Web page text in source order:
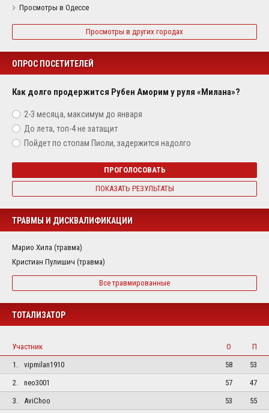
Просмотры в Одессе
Просмотры в других городах
ОПРОС ПОСЕТИТЕЛЕЙ
Как долго продержится Рубен Аморим у руля «Милана»?
2-3 месяца, максимум до января
До лета, топ-4 не затащит
Пойдет по стопам Пиоли, задержится надолго
ПРОГОЛОСОВАТЬ
ПОКАЗАТЬ РЕЗУЛЬТАТЫ
ТРАВМЫ И ДИСКВАЛИФИКАЦИИ
Марио Хила (травма)
Кристиан Пулишич (травма)
Все травмированные
ТОТАЛИЗАТОР
Участник О
П
1.
vipmilan1910 58
53
2.
neo3001 57
47
3.
AviChoo 53
55